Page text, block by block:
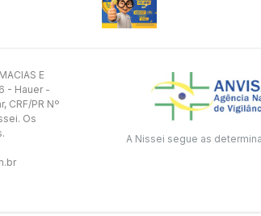
E
- Hauer -
CRF/PR Nº
Os
A Nissei segue as